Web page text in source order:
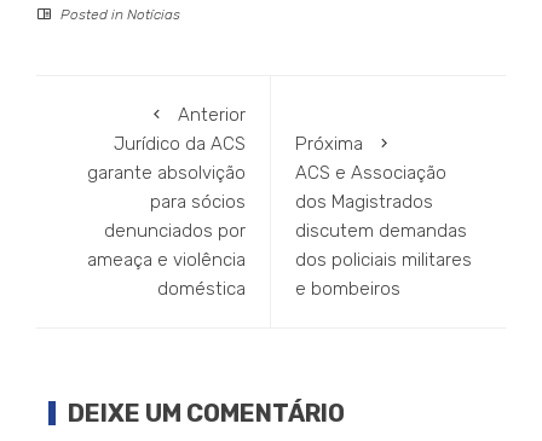
Posted in Notícias
Anterior
Jurídico da ACS
garante absolvição
para sócios
denunciados por
ameaça e violência
doméstica
Próxima
ACS e Associação
dos Magistrados
discutem demandas
dos policiais militares
e bombeiros
DEIXE UM COMENTÁRIO